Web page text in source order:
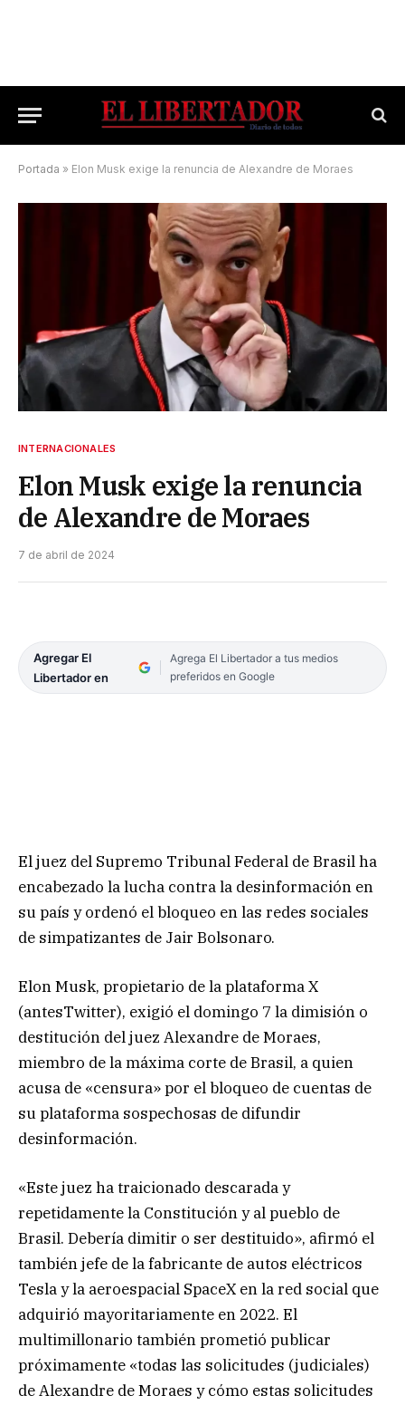
Portada » Elon Musk exige la renuncia de Alexandre de Moraes
INTERNACIONALES
Elon Musk exige la renuncia
de Alexandre de Moraes
7 de abril de 2024
Agregar El
Libertador en
Agrega El Libertador a tus medios
preferidos en Google
El juez del Supremo Tribunal Federal de Brasil ha
encabezado la lucha contra la desinformación en
su país y ordenó el bloqueo en las redes sociales
de simpatizantes de Jair Bolsonaro.
Elon Musk, propietario de la plataforma X
(antesTwitter), exigió el domingo 7 la dimisión o
destitución del juez Alexandre de Moraes,
miembro de la máxima corte de Brasil, a quien
acusa de «censura» por el bloqueo de cuentas de
su plataforma sospechosas de difundir
desinformación.
«Este juez ha traicionado descarada y
repetidamente la Constitución y al pueblo de
Brasil. Debería dimitir o ser destituido», afirmó el
también jefe de la fabricante de autos eléctricos
Tesla y la aeroespacial SpaceX en la red social que
adquirió mayoritariamente en 2022. El
multimillonario también prometió publicar
próximamente «todas las solicitudes (judiciales)
de Alexandre de Moraes y cómo estas solicitudes